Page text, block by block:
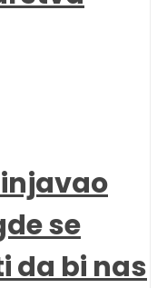
se
da bi nas